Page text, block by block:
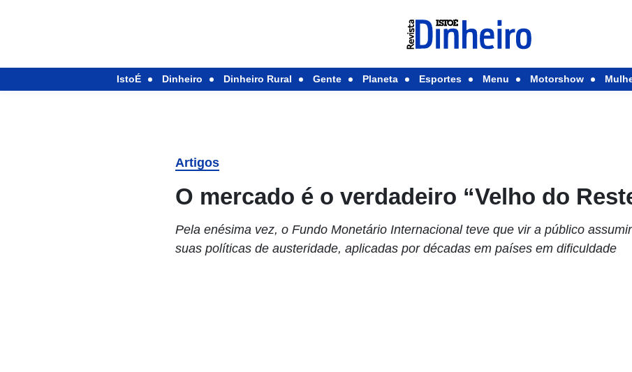
IstoÉ Dinheiro Dinheiro Rural Gente Planeta Esportes Menu Motorshow
Artigos
O mercado é o verdadeiro “Velho do
Pela enésima vez, o Fundo Monetário Inter­na­­­cional teve que vir a público
suas políticas de austeridade, aplicadas por décadas em países em dificuldade